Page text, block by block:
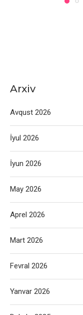
Arxiv
Avqust 2026
İyul 2026
İyun 2026
May 2026
Aprel 2026
Mart 2026
Fevral 2026
Yanvar 2026